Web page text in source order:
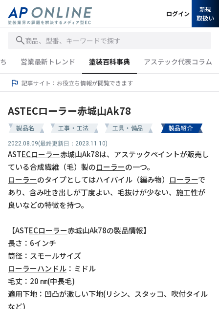
商品、型番、キーワードで探す
ログイン
新規
取扱い
営業最新トレンド 塗装百科事典 アステック代表コラム
記事サイト：お役立ち情報が閲覧できます
ASTECローラー赤城山Ak78
製品名 工事・工法 工具・備品 製品紹介
2022.08.09(最終更新日：2023.11.10)
ASTECローラー赤城山Ak78は、アステックペイントが販売し
ている合成繊維（毛）製のローラーの一つ。
ローラーのタイプとしてはハイパイル（編み物） ローラーで
あり、含み吐き出しが丁度よい、毛抜けが少ない、施工性が
良いなどの特徴を持つ。
【ASTECローラー赤城山Ak78の製品情報】
長さ：6インチ
筒径：スモールサイズ
ローラーハンドル ：ミドル
毛丈：20 ㎜(中長毛)
適用下地：凹凸が激しい下地(リシン、スタッコ、吹付タイル
など)